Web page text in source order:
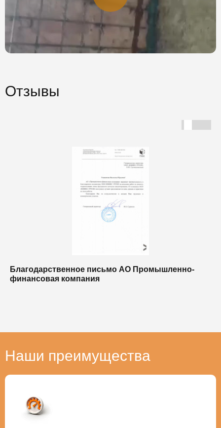
Отзывы
Благодарственное письмо АО Промышленно-
финансовая компания
Наши преимущества